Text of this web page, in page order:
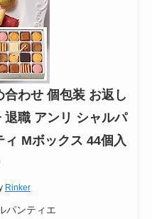
わせ 個包装 お返し
職 アンリ シャルパ
ィ Mボックス 44個入
Rinker
パンティエ